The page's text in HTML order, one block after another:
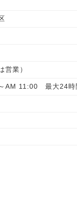
営業）
AM 11:00 最大24時